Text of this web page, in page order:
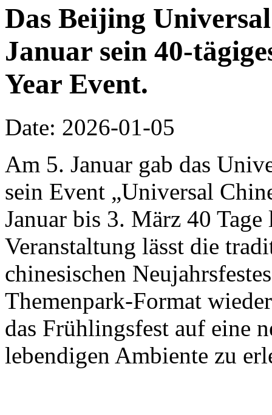
Das Beijing
Januar sein 40-
Year Event.
Date: 2026-01-05
Am 5. Januar gab das
sein Event „Universal
Januar bis 3. März 40
Veranstaltung lässt die
chinesischen
Themenpark-Format
das Frühlingsfest auf eine
lebendigen Ambiente zu